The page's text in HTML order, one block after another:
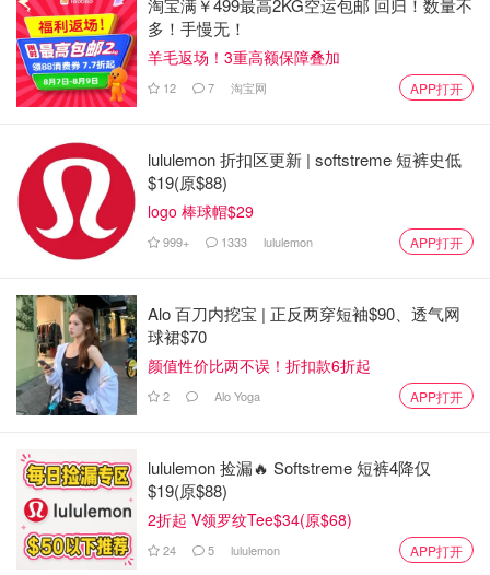
多！手慢无！
羊毛返场！3重高额保障叠加
12 7 淘宝网 APP打开
lululemon 折扣区更新 | softstreme 短裤史低
$19(原$88)
logo 棒球帽$29
999+ 1333 lululemon APP打开
Alo 百刀内挖宝 | 正反两穿短袖$90、透气网
球裙$70
颜值性价比两不误！折扣款6折起
2 Alo Yoga APP打开
lululemon 捡漏🔥 Softstreme 短裤4降仅
$19(原$88)
2折起 V领罗纹Tee$34(原$68)
24 5 lululemon APP打开